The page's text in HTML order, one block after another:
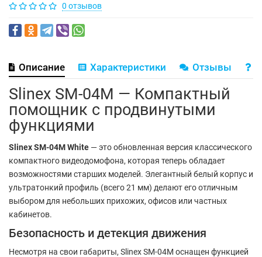
0 отзывов
Описание Характеристики Отзывы
Slinex SM-04M — Компактный
помощник с продвинутыми
функциями
Slinex SM-04M White — это обновленная версия классического
компактного видеодомофона, которая теперь обладает
возможностями старших моделей. Элегантный белый корпус и
ультратонкий профиль (всего 21 мм) делают его отличным
выбором для небольших прихожих, офисов или частных
кабинетов.
Безопасность и детекция движения
Несмотря на свои габариты, Slinex SM-04M оснащен функцией